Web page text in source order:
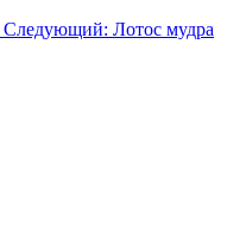
Следующий: Лотос мудра